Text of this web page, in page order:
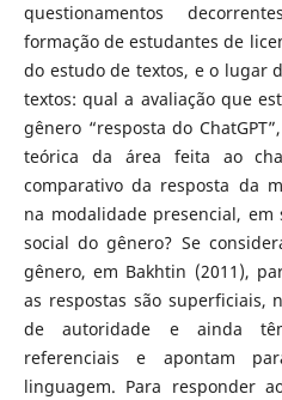
questionamentos
formação de estudantes de
do estudo de textos, e o lugar
textos: qual a avaliação que
gênero “resposta do
teórica da área feita ao
comparativo da resposta da
na modalidade presencial,
social do gênero? Se
gênero, em Bakhtin (2011),
as respostas são superficiais,
de autoridade e ainda
referenciais e apontam
linguagem. Para responder